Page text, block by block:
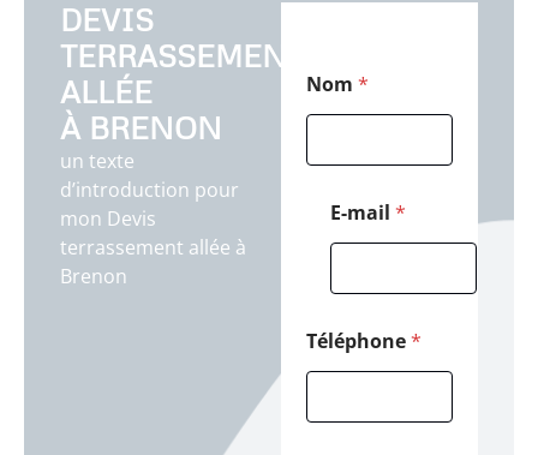
DEVIS
TERRASSEMENT
ALLÉE
À BRENON
un texte
d’introduction pour
mon Devis
terrassement allée à
Brenon
Nom *
*
E-mail *
Téléphone*